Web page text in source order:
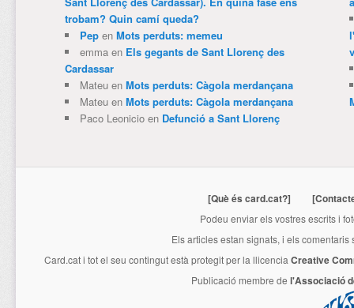
trobam? Quin camí queda?
Pepen Mots perduts: memeu
emmaen Els gegants de Sant Llorenç des
Cardassar
Mateuen Mots perduts: Càgola merdançana
Mateuen Mots perduts: Càgola merdançana
Paco Leonicioen Defunció a Sant Llorenç
[Què és card.cat?]
Podeu enviar els vostres escrits i
Els articles estan signats, i els
Card.cati tot el seu contingut està protegit per la llicencia Creative
Publicació membre de l'Associació